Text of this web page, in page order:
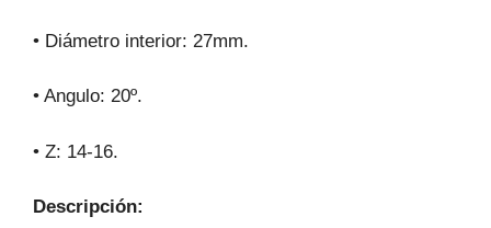
• Diámetro interior: 27mm.
• Angulo: 20º.
• Z: 14-16.
Descripción: